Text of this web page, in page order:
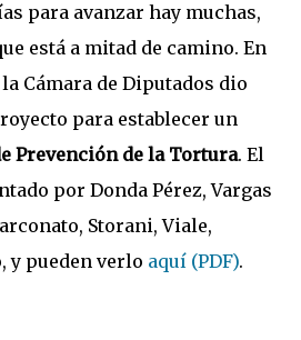
para avanzar hay muchas,
está a mitad de camino. En
Cámara de Diputados dio
para establecer un
Prevención de la Tortura. El
por Donda Pérez, Vargas
Storani, Viale,
y pueden verlo aquí (PDF).